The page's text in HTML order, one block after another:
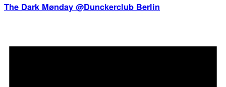
The Dark Mønday @Dunckerclub Berlin